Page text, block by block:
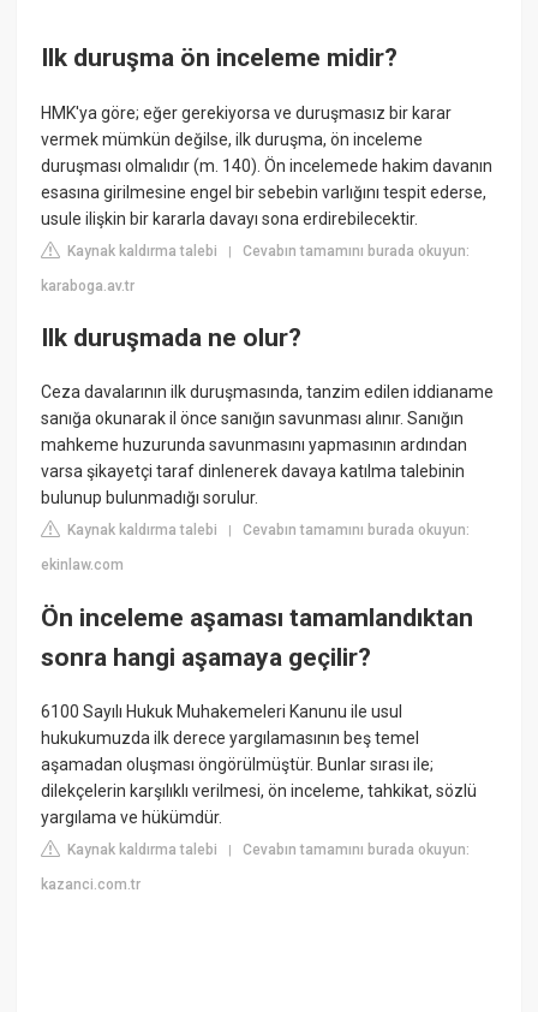
Ilk duruşma ön inceleme midir?
HMK'ya göre; eğer gerekiyorsa ve duruşmasız bir karar
vermek mümkün değilse, ilk duruşma, ön inceleme
duruşması olmalıdır (m. 140). Ön incelemede hakim davanın
esasına girilmesine engel bir sebebin varlığını tespit ederse,
usule ilişkin bir kararla davayı sona erdirebilecektir.
Kaynak kaldırma talebi |Cevabın tamamını burada okuyun:
karaboga.av.tr
Ilk duruşmada ne olur?
Ceza davalarının ilk duruşmasında, tanzim edilen iddianame
sanığa okunarak il önce sanığın savunması alınır. Sanığın
mahkeme huzurunda savunmasını yapmasının ardından
varsa şikayetçi taraf dinlenerek davaya katılma talebinin
bulunup bulunmadığı sorulur.
Kaynak kaldırma talebi |Cevabın tamamını burada okuyun:
ekinlaw.com
Ön inceleme aşaması tamamlandıktan
sonra hangi aşamaya geçilir?
6100 Sayılı Hukuk Muhakemeleri Kanunu ile usul
hukukumuzda ilk derece yargılamasının beş temel
aşamadan oluşması öngörülmüştür. Bunlar sırası ile;
dilekçelerin karşılıklı verilmesi, ön inceleme, tahkikat, sözlü
yargılama ve hükümdür.
Kaynak kaldırma talebi |Cevabın tamamını burada okuyun:
kazanci.com.tr